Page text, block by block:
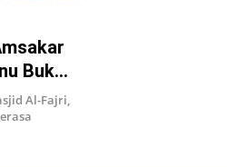
Buka
Al-Fajri,